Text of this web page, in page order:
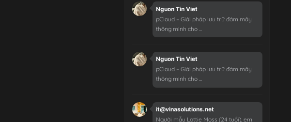
Nguon Tin Viet
pCloud – Giải pháp lưu trữ đám mây
thông minh cho ...
Nguon Tin Viet
pCloud – Giải pháp lưu trữ đám mây
thông minh cho ...
it@vinasolutions.net
Người mẫu Lottie Moss (24 tuổi), em